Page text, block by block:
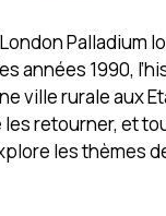
Palladium
années 1990,
ville rurale aux
retourner, et
les thèmes